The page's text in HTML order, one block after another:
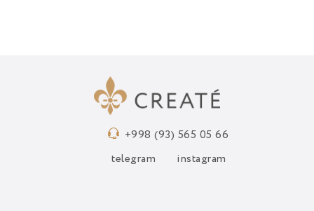
+998 (93) 565 05 66
telegram instagram